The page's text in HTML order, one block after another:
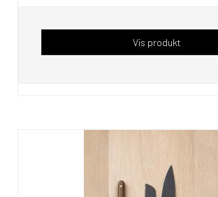
Vis produkt